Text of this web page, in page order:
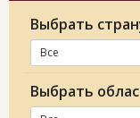
Выбрать
Все
Выбрать